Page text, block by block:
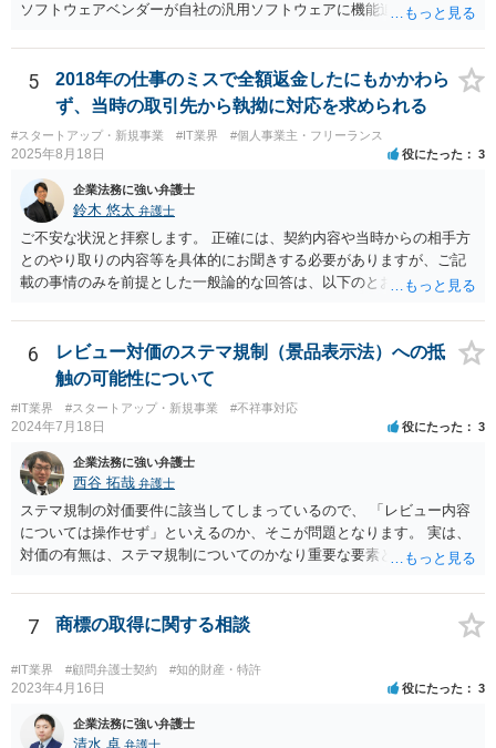
ソフトウェアベンダーが自社の汎用ソフトウェアに機能追加を行った
の合意がない限り、追加部分を含めたプログラムの著作権は原則とし
てベンダーに帰属します。利用者が費用を負担している場合でも、そ
れだけで著作権が利用者に移転するわけではありません。 一方、利用
者側に認められるのは通常、その追加機能を含むソフトウェアを契約
の範囲内で利用する権利（使用許諾）にとどまることが多く、その具
体的な範囲は契約内容によって決まります。たとえば、当該利用者の
みが使用できるのか、ベンダーが他の顧客にも同様の機能を提供でき
るのか、といった点は契約によって調整されるのが一般的です。 ま
た、契約で特別の定めを設けることにより、追加機能の著作権を利用
者に帰属させる、あるいはベンダーに帰属させつつ利用者に独占的な
使用権を認めるといった整理をすることも可能です。 したがって、費
用負担のみをもって著作権の帰属が決まるものではなく、著作物を創
作した主体と、当事者間の契約内容によって決まると考えられます。
5
2018年の仕事のミスで全額返金したにもかかわら
ず、当時の取引先から執拗に対応を求められる
#スタートアップ・新規事業 #IT業界 #個人事業主・フリーランス
2025年8月18日 役にたった 3
企業法務に強い弁護士
鈴木 悠太 弁護士
ご不安な状況と拝察します。 正確には、契約内容や当時からの相手方
とのやり取りの内容等を具体的にお聞きする必要がありますが、ご記
載の事情のみを前提とした一般論的な回答は、以下のとおりです。 ①
前の商事消滅時効、不法行為消滅時効）にかかっている可能性が高い
です。 ②相手方の報告要求については、法的には従う義務はないでし
ょう。 ③すでに対応は完了しており、もし相手方から今後具体的な法
的請求ないし措置がなされれば改めて検討するという方針でもよいよ
うに思われます。
6
レビュー対価のステマ規制（景品表示法）への抵
触の可能性について
#IT業界 #スタートアップ・新規事業 #不祥事対応
2024年7月18日 役にたった 3
企業法務に強い弁護士
西谷 拓哉 弁護士
ステマ規制の対価要件に該当してしまっているので、 「レビュー内容
については操作せず」といえるのか、そこが問題となります。 実は、
対価の有無は、ステマ規制についてのかなり重要な要素となります。
とを条件に割り引くサービスを提供していたケースですが、 明示的に
高評価と指示していなくても、全件報酬を支払うことを約してレビュ
事業者が関与していると評価され「事業者による表示（広告）」と判
断される余地は残るといえるでしょう。 あくまで、自身の嗜好に基づ
く、自主的なレビューでなければステマ規制にひっかかる可能性があ
るのです。 ※消費者庁のステマ規制の運用ガイドラインであるhttps://
7 商標の取得に関する相談
#IT業界 #顧問弁護士契約 #知的財産・特許
2023年4月16日 役にたった 3
企業法務に強い弁護士
清水 卓 弁護士